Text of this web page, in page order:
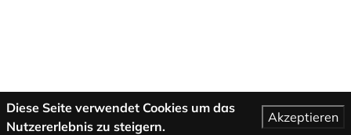
Diese Seite verwendet Cookies um das
Nutzererlebnis zu steigern.
Akzeptieren